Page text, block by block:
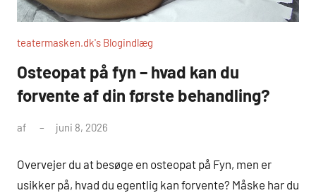
teatermasken.dk's Blogindlæg
Osteopat på fyn – hvad kan du
forvente af din første behandling?
af juni 8, 2026
Overvejer du at besøge en osteopat på Fyn, men er
usikker på, hvad du egentlig kan forvente? Måske har du